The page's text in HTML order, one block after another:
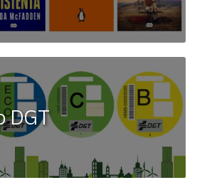
DGT